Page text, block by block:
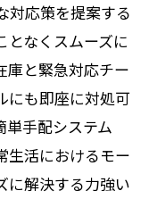
対応策を提案する
となくスムーズに
庫と緊急対応チー
にも即座に対処可
単手配システム
生活におけるモー
に解決する力強い